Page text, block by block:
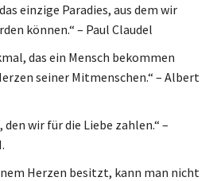
einzige Paradies, aus dem wir
können.“ – Paul Claudel
das ein Mensch bekommen
seiner Mitmenschen.“ – Albert
den wir für die Liebe zahlen.“ –
Herzen besitzt, kann man nicht